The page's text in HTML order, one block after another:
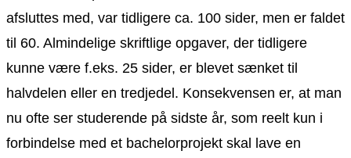
afsluttes med, var tidligere ca. 100 sider, men er faldet
til 60. Almindelige skriftlige opgaver, der tidligere
kunne være f.eks. 25 sider, er blevet sænket til
halvdelen eller en tredjedel. Konsekvensen er, at man
nu ofte ser studerende på sidste år, som reelt kun i
forbindelse med et bachelorprojekt skal lave en